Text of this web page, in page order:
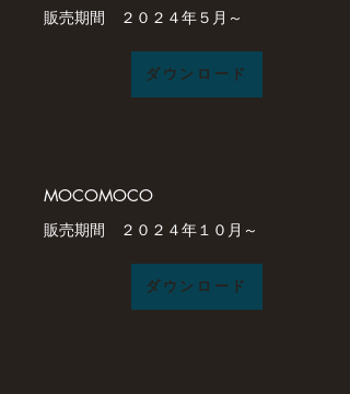
販売期間 ２０２４年５月～
ダウンロード
MOCOMOCO
​販売期間 ２０２４年１０月～
ダウンロード